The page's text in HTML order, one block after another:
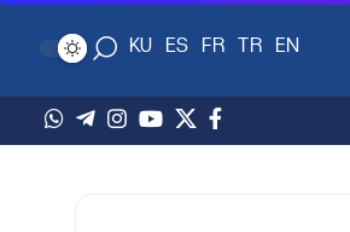
EN
TR
FR
ES
KU